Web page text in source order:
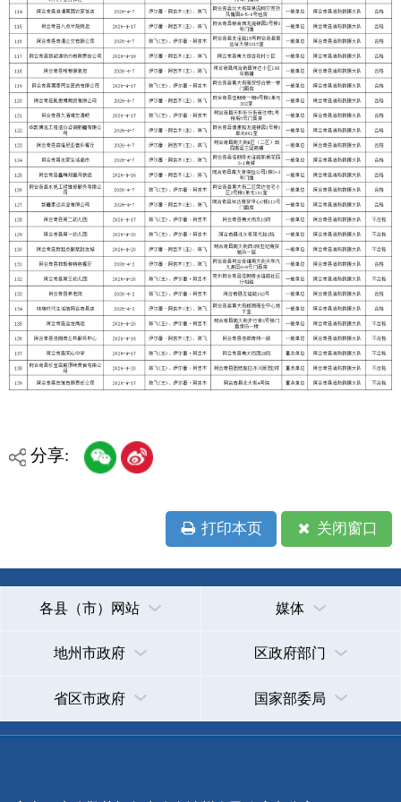
打印本页 关闭窗口
各县（市）网站 媒体
地州市政府 区政府部门
省区市政府 国家部委局
主办：克孜勒苏柯尔克孜自治州人民政府办公室
承办：克孜勒苏柯尔克孜自治州政务公开信息中心
新公网安备65300102000007号 新ICP备2022000247号
政府网站标识码：6530000002 法律声明 关于我们